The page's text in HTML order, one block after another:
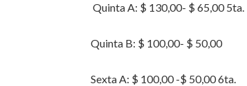
Quinta A: $ 130,00- $ 65,00 5ta.
Quinta B: $ 100,00- $ 50,00
Sexta A: $ 100,00 -$ 50,00 6ta.